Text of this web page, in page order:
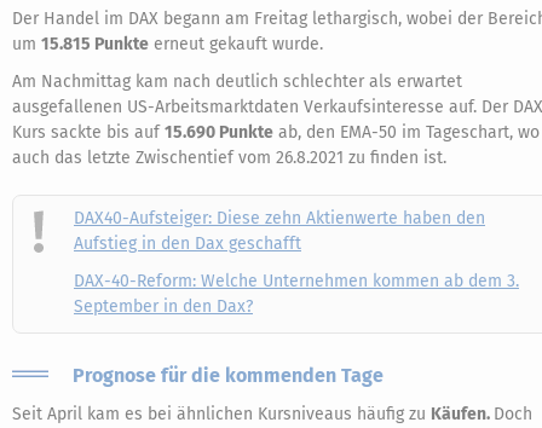
Der Handel im DAX begann am Freitag lethargisch, wobei der
um 15.815 Punkte erneut gekauft wurde.
Am Nachmittag kam nach deutlich schlechter als erwartet
ausgefallenen US-Arbeitsmarktdaten Verkaufsinteresse auf. Der
Kurs sackte bis auf15.690 Punkte ab, den EMA-50 im Tageschart, wo
auch das letzte Zwischentief vom 26.8.2021 zu finden ist.
DAX40-Aufsteiger: Diese zehn Aktienwerte haben den
Aufstieg in den Dax geschafft
DAX-40-Reform: Welche Unternehmen kommen ab dem 3.
September in den Dax?
Prognose für die kommenden Tage
Seit April kam es bei ähnlichen Kursniveaus häufig zu Käufen. Doch